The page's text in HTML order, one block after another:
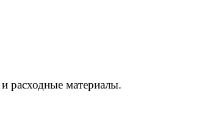
расходные материалы.